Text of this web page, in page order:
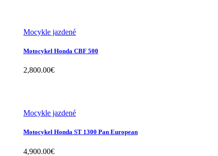
Mocykle jazdené
Motocykel Honda CBF 500
2,800.00€
Mocykle jazdené
Motocykel Honda ST 1300 Pan European
4,900.00€